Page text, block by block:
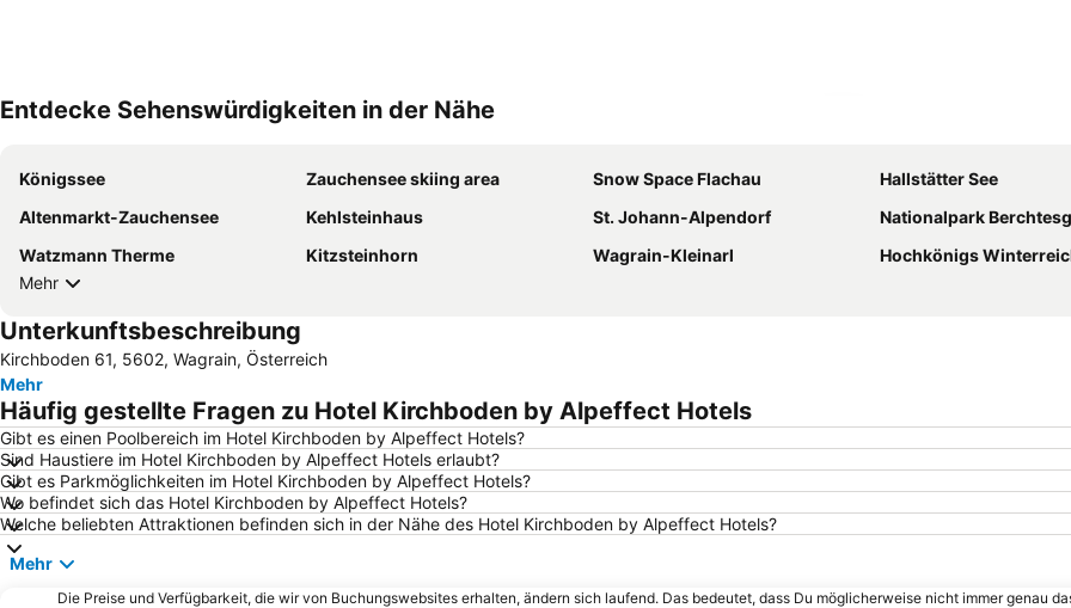
Entdecke Sehenswürdigkeiten in der Nähe
Königssee Zauchensee skiing area Snow Space Flachau
Hallstätter See
Altenmarkt-Zauchensee
Kehlsteinhaus St. Johann-Alpendorf
Nationalpark
Watzmann Therme
Kitzsteinhorn Wagrain-Kleinarl
Hochkönigs Winterreich - Mühlbach
Mehr
Unterkunftsbeschreibung
Kirchboden 61, 5602, Wagrain, Österreich
Mehr
Häufig gestellte Fragen zu Hotel Kirchboden by Alpeffect Hotels
Gibt es einen Poolbereich im Hotel Kirchboden by Alpeffect Hotels?
Sind Haustiere im Hotel Kirchboden by Alpeffect Hotels erlaubt?
Gibt es Parkmöglichkeiten im Hotel Kirchboden by Alpeffect Hotels?
Wo befindet sich das Hotel Kirchboden by Alpeffect Hotels?
Welche beliebten Attraktionen befinden sich in der Nähe des Hotel Kirchboden by Alpeffect Hotels?
Mehr
Die Preise und Verfügbarkeit, die wir von Buchungswebsites erhalten, ändern sich laufend. Das bedeutet, dass Du möglicherweise nicht immer genau